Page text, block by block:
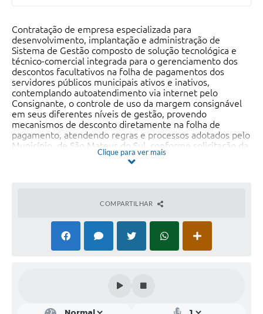
Plantão das Funerárias
Recebimento de Recursos
Serviço de Informação ao Cidadão
Termos de Fomento
Galeria de Fotos
Galeria de Vídeos
Logo Prefeitura de São Mateus do Sul
Contratação de empresa especializada para
desenvolvimento, implantação e administração de
Sistema de Gestão composto de solução tecnológica e
técnico-comercial integrada para o gerenciamento dos
descontos facultativos na folha de pagamentos dos
servidores públicos municipais ativos e inativos,
contemplando autoatendimento via internet pelo
Consignante, o controle de uso da margem consignável
em seus diferentes níveis de gestão, provendo
mecanismos de desconto diretamente na folha de
pagamento, atendendo regras e processos adotados pelo
Município de São Mateus do Sul, conforme solicitação da
Secretaria Municipal de Planejamento – Departamento
Clique para ver mais
COMPARTILHAR